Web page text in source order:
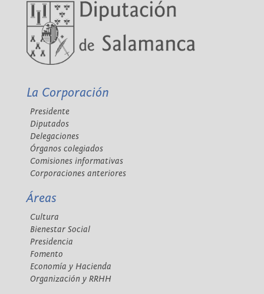
La Corporación
Presidente
Diputados
Delegaciones
Órganos colegiados
Comisiones informativas
Corporaciones anteriores
Áreas
Cultura
Bienestar Social
Presidencia
Fomento
Economía y Hacienda
Organización y RRHH